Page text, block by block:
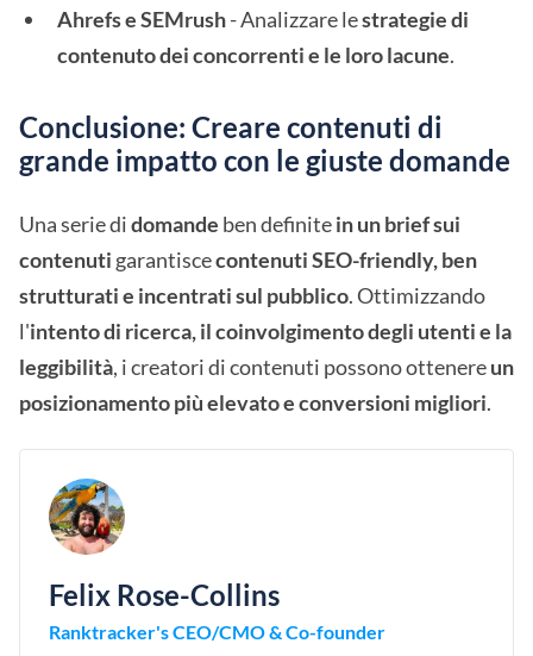
Ahrefs e SEMrush- Analizzare lestrategie di
contenuto dei concorrenti e le loro lacune.
Conclusione: Creare contenuti di
grande impatto con le giuste domande
Una serie didomande ben definitein un brief sui
contenuti garantiscecontenuti SEO-friendly, ben
strutturati e incentrati sul pubblico. Ottimizzando
l'intento di ricerca, il coinvolgimento degli utenti e la
leggibilità, i creatori di contenuti possono ottenereun
posizionamento più elevato e conversioni migliori.
Felix Rose-Collins
Ranktracker's CEO/CMO & Co-founder